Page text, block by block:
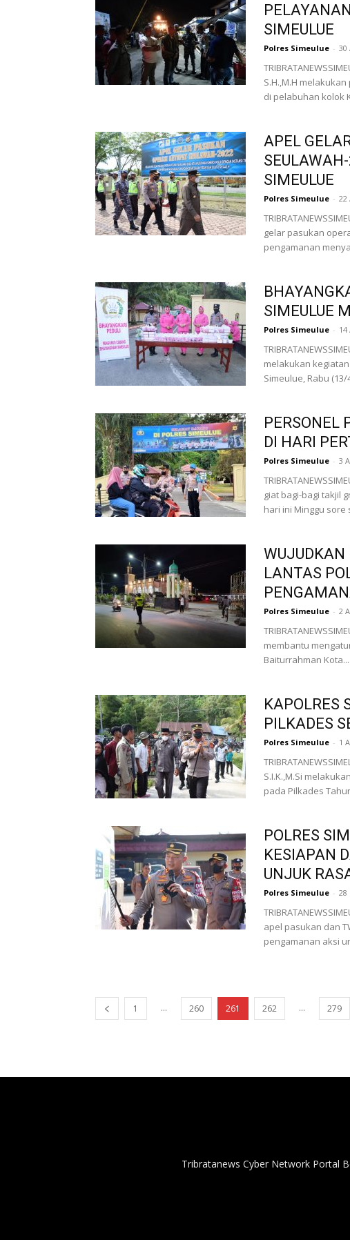
SIMEULUE
Polres Simeulue - 30
S.H.,M.H
di pelabuhan kolok
APEL
SIMEULUE
Polres Simeulue - 22
gelar pasukan
pengamanan
SIMEULUE
Polres Simeulue - 14
melakukan
Simeulue, Rabu
PERSONEL
DI HARI
Polres Simeulue - 3
giat bagi-bagi takjil
hari ini Minggu sore
LANTAS
Polres Simeulue - 2
membantu
Baiturrahman Kota...
KAPOLRES
PILKADES
Polres Simeulue - 1
S.I.K.,M.Si
pada Pilkades
POLRES
KESIAPAN
UNJUK
Polres Simeulue - 28
apel pasukan dan
pengamanan aksi
1 ... 260 261 262 ... 279
Tribratanews Cyber Network Portal